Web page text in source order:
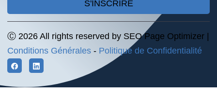
S'INSCRIRE
Ⓒ 2026 All rights reserved by SEO Page Optimizer |
Conditions Générales - Politique de Confidentialité